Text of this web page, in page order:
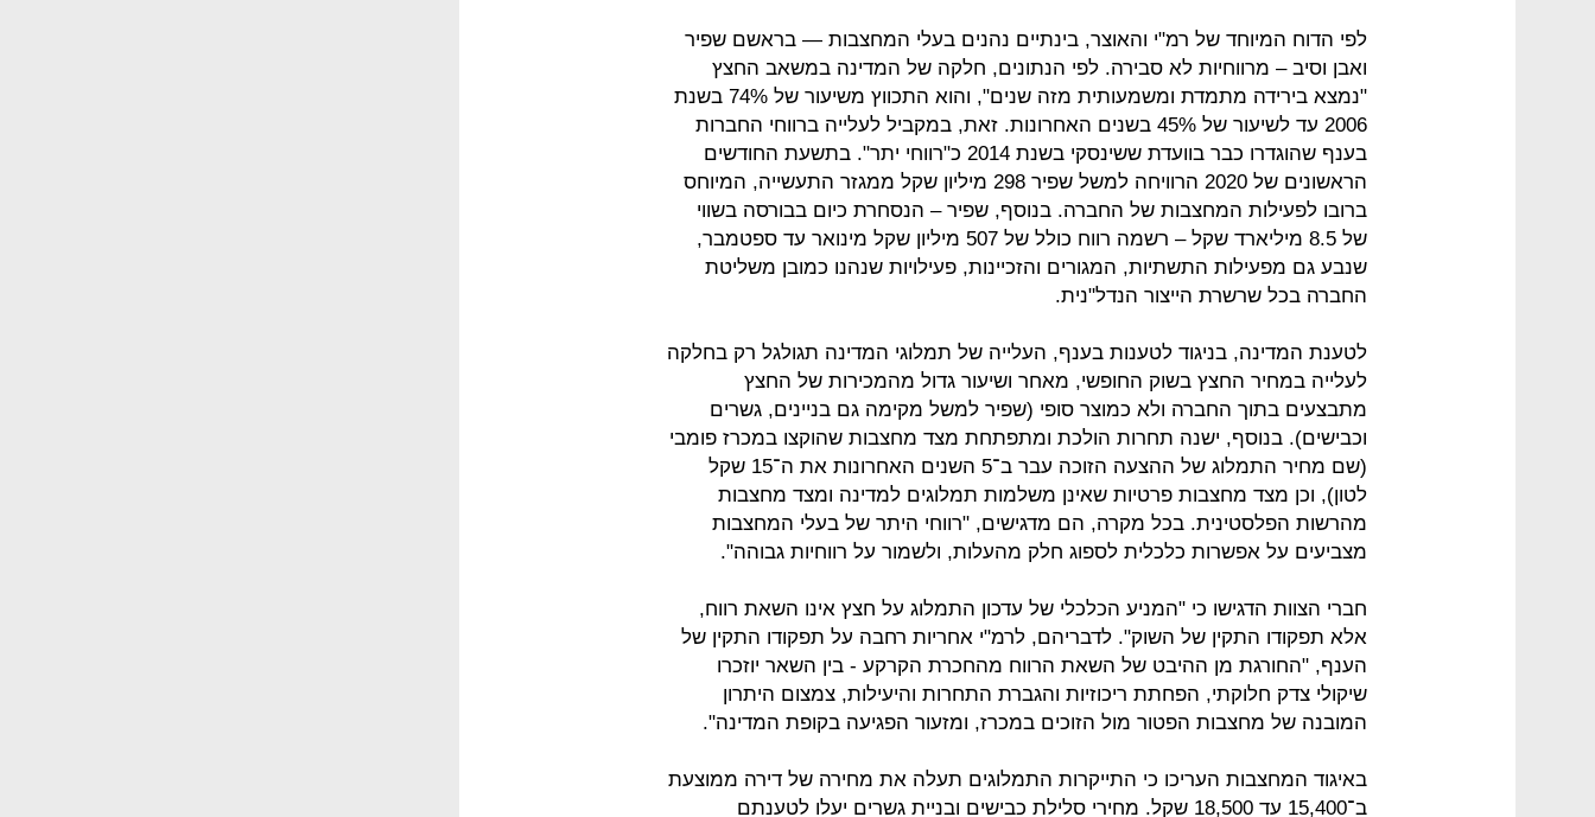
לפי הדוח המיוחד של רמ"י והאוצר, בינתיים נהנים בעלי המחצבות — בראשם שפיר
ואבן וסיב – מרווחיות לא סבירה. לפי הנתונים, חלקה של המדינה במשאב החצץ
"נמצא בירידה מתמדת ומשמעותית מזה שנים", והוא התכווץ משיעור של 74% בשנת
2006 עד לשיעור של 45% בשנים האחרונות. זאת, במקביל לעלייה ברווחי החברות
בענף שהוגדרו כבר בוועדת ששינסקי בשנת 2014 כ"רווחי יתר". בתשעת החודשים
הראשונים של 2020 הרוויחה למשל שפיר 298 מיליון שקל ממגזר התעשייה, המיוחס
ברובו לפעילות המחצבות של החברה. בנוסף, שפיר – הנסחרת כיום בבורסה בשווי
של 8.5 מיליארד שקל – רשמה רווח כולל של 507 מיליון שקל מינואר עד ספטמבר,
שנבע גם מפעילות התשתיות, המגורים והזכיינות, פעילויות שנהנו כמובן משליטת
החברה בכל שרשרת הייצור הנדל"נית.
לטענת המדינה, בניגוד לטענות בענף, העלייה של תמלוגי המדינה תגולגל רק בחלקה
לעלייה במחיר החצץ בשוק החופשי, מאחר ושיעור גדול מהמכירות של החצץ
מתבצעים בתוך החברה ולא כמוצר סופי (שפיר למשל מקימה גם בניינים, גשרים
וכבישים). בנוסף, ישנה תחרות הולכת ומתפתחת מצד מחצבות שהוקצו במכרז פומבי
(שם מחיר התמלוג של ההצעה הזוכה עבר ב־5 השנים האחרונות את ה־15 שקל
לטון), וכן מצד מחצבות פרטיות שאינן משלמות תמלוגים למדינה ומצד מחצבות
מהרשות הפלסטינית. בכל מקרה, הם מדגישים, "רווחי היתר של בעלי המחצבות
מצביעים על אפשרות כלכלית לספוג חלק מהעלות, ולשמור על רווחיות גבוהה".
חברי הצוות הדגישו כי "המניע הכלכלי של עדכון התמלוג על חצץ אינו השאת רווח,
אלא תפקודו התקין של השוק". לדבריהם, לרמ"י אחריות רחבה על תפקודו התקין של
הענף, "החורגת מן ההיבט של השאת הרווח מהחכרת הקרקע - בין השאר יוזכרו
שיקולי צדק חלוקתי, הפחתת ריכוזיות והגברת התחרות והיעילות, צמצום היתרון
המובנה של מחצבות הפטור מול הזוכים במכרז, ומזעור הפגיעה בקופת המדינה".
באיגוד המחצבות העריכו כי התייקרות התמלוגים תעלה את מחירה של דירה ממוצעת
ב־15,400 עד 18,500 שקל. מחירי סלילת כבישים ובניית גשרים יעלו לטענתם